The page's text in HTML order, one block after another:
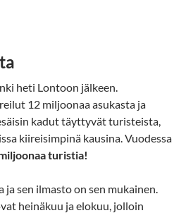
heti Lontoon jälkeen.
12 miljoonaa asukasta ja
kadut täyttyvät turisteista,
kiireisimpinä kausina. Vuodessa
turistia!
ja sen ilmasto on sen mukainen.
heinäkuu ja elokuu, jolloin